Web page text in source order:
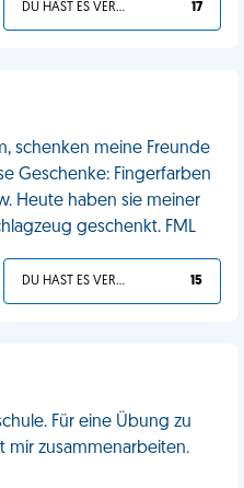
DU HAST ES VERDIENT 17
schenken meine Freunde
Geschenke: Fingerfarben
Heute haben sie meiner
geschenkt. FML
DU HAST ES VERDIENT 15
Für eine Übung zu
mir zusammenarbeiten.